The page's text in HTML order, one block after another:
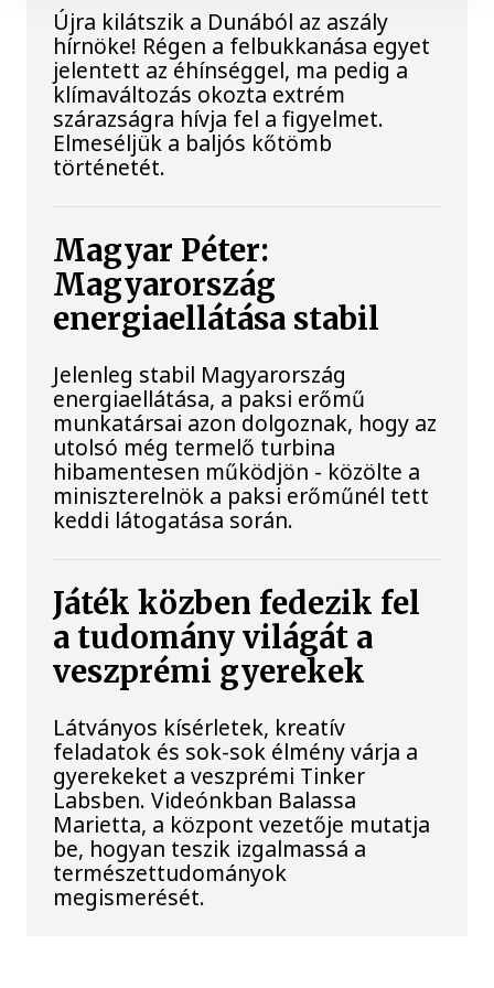
Újra kilátszik a Dunából az aszály
hírnöke! Régen a felbukkanása egyet
jelentett az éhínséggel, ma pedig a
klímaváltozás okozta extrém
szárazságra hívja fel a figyelmet.
Elmeséljük a baljós kőtömb
történetét.
Magyar Péter:
Magyarország
energiaellátása stabil
Jelenleg stabil Magyarország
energiaellátása, a paksi erőmű
munkatársai azon dolgoznak, hogy az
utolsó még termelő turbina
hibamentesen működjön - közölte a
miniszterelnök a paksi erőműnél tett
keddi látogatása során.
Játék közben fedezik fel
a tudomány világát a
veszprémi gyerekek
Látványos kísérletek, kreatív
feladatok és sok-sok élmény várja a
gyerekeket a veszprémi Tinker
Labsben. Videónkban Balassa
Marietta, a központ vezetője mutatja
be, hogyan teszik izgalmassá a
természettudományok
megismerését.